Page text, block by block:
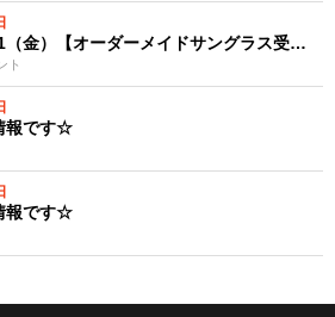
ト
金）【オーダーメイドサングラス受…
報です☆
報です☆